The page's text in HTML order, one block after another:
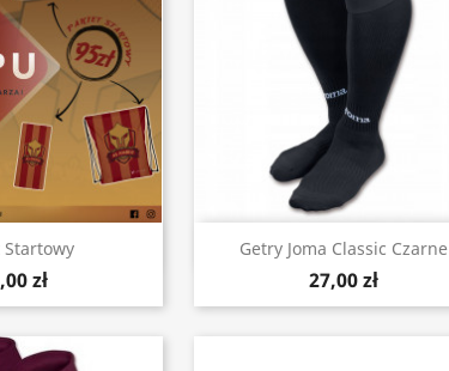
Startowy
zł
podgląd Getry Joma Classic Czarne
27,00 zł
 Szybki podgląd